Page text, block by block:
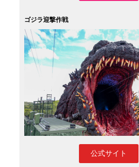
ゴジラ迎撃作戦
公式サイト